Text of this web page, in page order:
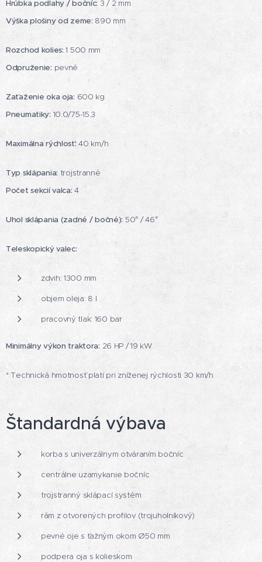
Hrúbka podlahy / bočníc: 3 / 2 mm
Výška plošiny od zeme: 890 mm
Rozchod kolies: 1 500 mm
Odpruženie: pevné
Zaťaženie oka oja: 600 kg
Pneumatiky: 10.0/75-15.3
Maximálna rýchlosť: 40 km/h
Typ sklápania: trojstranné
Počet sekcií valca: 4
Uhol sklápania (zadné / bočné): 50° / 46°
Teleskopický valec:
zdvih: 1300 mm
objem oleja: 8 l
pracovný tlak: 160 bar
Minimálny výkon traktora: 26 HP / 19 kW
* Technická hmotnosť platí pri zníženej rýchlosti 30 km/h
Štandardná výbava
korba s univerzálnym otváraním bočníc
centrálne uzamykanie bočníc
trojstranný sklápací systém
rám z otvorených profilov (trojuholníkový)
pevné oje s ťažným okom Ø50 mm
podpera oja s kolieskom